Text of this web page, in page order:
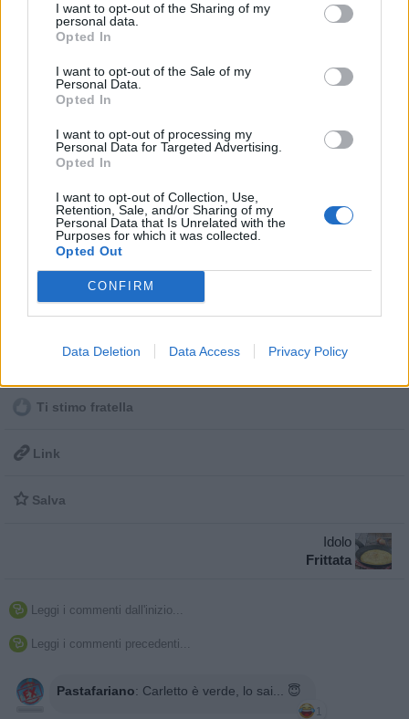
I want to opt-out of the Sharing of my
personal data.
Opted In
I want to opt-out of the Sale of my
Personal Data.
Opted In
I want to opt-out of processing my
Personal Data for Targeted Advertising.
Opted In
I want to opt-out of Collection, Use,
Retention, Sale, and/or Sharing of my
Personal Data that Is Unrelated with the
Purposes for which it was collected.
Opted Out
CONFIRM
Data Deletion Data Access Privacy Policy
Stime: 16  Commenti: 35
Ti stimo fratella
 Link
 Salva
Idolo
Frittata
 Leggi i commenti dall'inizio...
 Leggi i commenti precedenti...
Pastafariano: Carletto è verde, lo sai... 😇
1